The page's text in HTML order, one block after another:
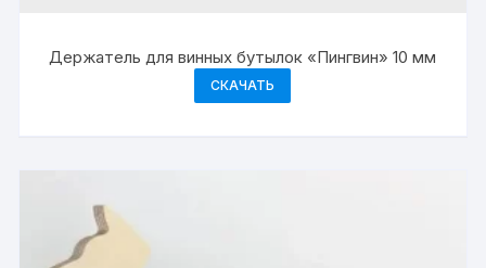
Держатель для винных бутылок «Пингвин» 10 мм
СКАЧАТЬ